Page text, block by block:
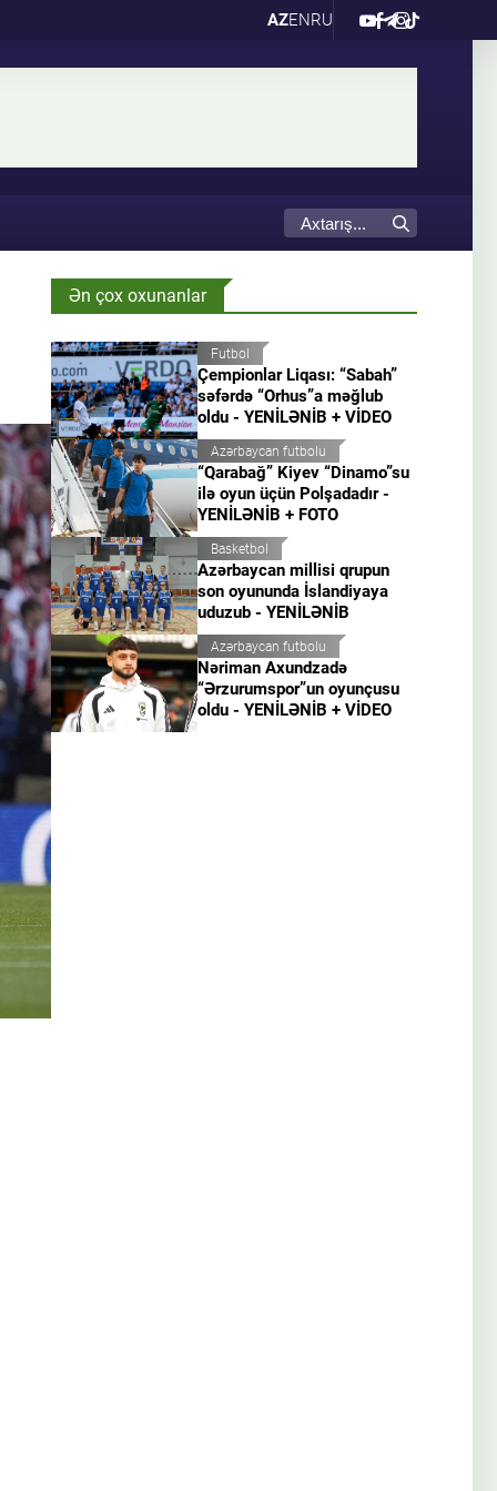
AZENRU
Ən çox oxunanlar
Futbol
Çempionlar Liqası: “Sabah”
səfərdə “Orhus”a məğlub
oldu - YENİLƏNİB + VİDEO
Azərbaycan futbolu
“Qarabağ” Kiyev “Dinamo”su
ilə oyun üçün Polşadadır -
YENİLƏNİB + FOTO
Basketbol
Azərbaycan millisi qrupun
son oyununda İslandiyaya
uduzub - YENİLƏNİB
Azərbaycan futbolu
Nəriman Axundzadə
“Ərzurumspor”un oyunçusu
oldu - YENİLƏNİB + VİDEO